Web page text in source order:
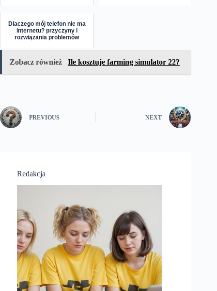
Dlaczego mój telefon nie ma
internetu? przyczyny i
rozwiązania problemów
Zobacz również Ile kosztuje farming simulator 22?
PREVIOUS NEXT
Redakcja